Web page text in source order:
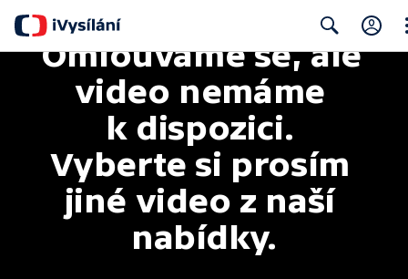
Search
Omlouváme se, ale
video nemáme
k dispozici.
Vyberte si prosím
jiné video z naší
nabídky.